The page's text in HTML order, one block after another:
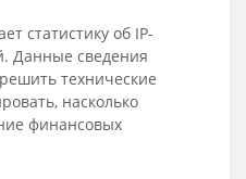
статистику об IP-
Данные сведения
технические
насколько
финансовых